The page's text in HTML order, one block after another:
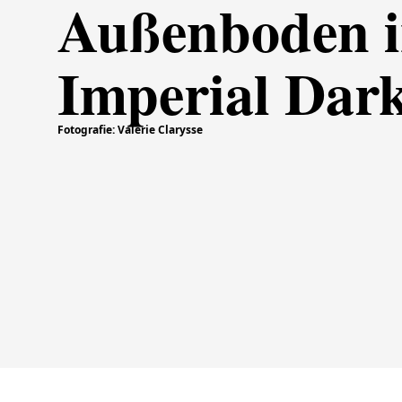
Außenboden
Imperial
Fotografie: Valerie Clarysse